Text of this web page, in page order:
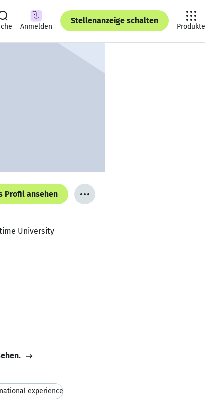
Anmelden
Stellenanzeige schalten
Produkte
Profil ansehen
University
experience